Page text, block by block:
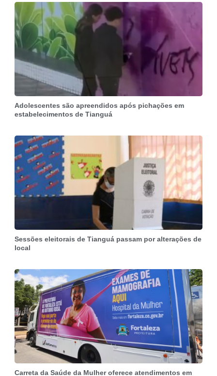
Adolescentes são apreendidos após pichações em
estabelecimentos de Tianguá
Sessões eleitorais de Tianguá passam por alterações de
local
Carreta da Saúde da Mulher oferece atendimentos em